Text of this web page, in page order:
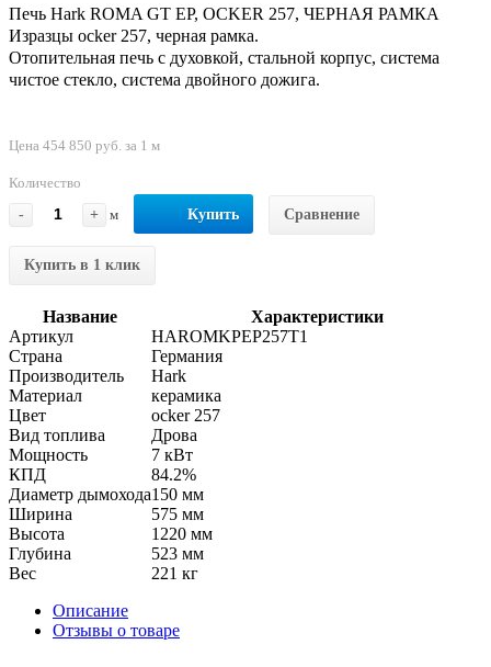
Печь Hark ROMA GT EP, OCKER 257, ЧЕРНАЯ РАМКА
Изразцы ocker 257, черная рамка.
Отопительная печь c духовкой, стальной корпус, система
чистое стекло, система двойного дожига.
Цена 454 850 руб. за 1 м
Количество
-
+ м Купить Сравнение
Купить в 1 клик
Название
Характеристики
Артикул
HAROMKPEP257T1
Страна
Германия
Производитель
Hark
Материал
керамика
Цвет
ocker 257
Вид топлива
Дрова
Мощность
7 кВт
КПД
84.2%
Диаметр дымохода150 мм
Ширина
575 мм
Высота
1220 мм
Глубина
523 мм
Вес
221 кг
Описание
Отзывы о товаре